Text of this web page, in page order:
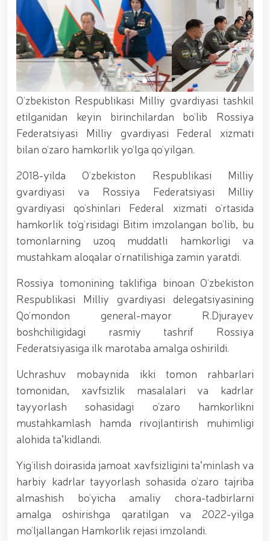
xizmat itlari ko‘rgazmasi tashkil etildi. // “Dog
biatloni” bellashuvining 6-respublika idoralararo
musobaqasi g'oliblari aniqlandi. // O‘zbekistonning
harbiy salohiyatini mustahkamlash: islohotlar va
ustuvor vazifalar.// Milliy gvardiya qo‘mondoni
Jamoat xavfsizligi universiteti bitiruvchi kursantlari
bilan uchrashdi.// 9-may — Xotira va qadrlash kuni
munosabati bilan Milliy gvardiya qoʻmondonligi
tomonidan poytaxtimizda istiqomat qiluvchi Ikkinchi
jahon urushi qatnashchilari va faxriylari holidan xabar
olindi. // “Uyg‘oq xotira” nomli teatrlashtirilgan
musiqiy konsert dasturi namoyish qilindi.// “Uch
avlod uchrashuvi” hamda “Bizning qahramonlar”
etildi.// “Men G‘olib Run” yugurish musobaqasida
gvardiyachilar faxrli o'rinlarni egallashdi.//
Hamkorlikdagi profilaktik tadbirlar davom
ettirilmoqda. Xavfsiz muhitni ta’minlashga
qaratilgan chora-tadbirlar Milliy gvardiya
qo‘mondoni general-polkovnik B. Tashmatov
rahbarligida Yunusobod tumanida amalga oshirildi //
Buyuk davlat arbobi Sohibqiron Amir Temur
O‘zbekiston Milliy kino san'ati saroyida Milliy
gvardiya tizimidagi yoshlar bilan uchrashuv bo‘lib
o‘tdi. // Bayram kunlarida xavfsizlik toʻliq taʼminlandi
// Navroʻz shukuhi: otliq paradlar tashkil etildi //
“Navroʻzni ulugʻlash – insonni ulugʻlashdir!” shiori
ostida bayram sayli // Askarlar kasb-hunar
sertifikatlariga ega boʻldi // Qahramonlar xotirasi
yod etildi // Strandja turnirida Milliy gvardiya harbiy
xizmatchisi Navbahor Hamidova oltin medalni qoʻlga
kiritdi. // Iroda Ismoilova «Sodiq xizmatlari uchun»
medali bilan taqdirlandi. // O‘zbekiston Qurolli
Kuchlarida kibersport, dron va robot texnologiyalari
yo‘nalishlari rivojlantiriladi // Andijon viloyatida
Respublika ishchi guruhining yoshlar bilan uchrashuvi
sertifikatlar topshirildi. // Milliy gvardiya
qo‘mondoni, general-polkovnik B.Tashmatov
poytaxtimizdagi manzilli ishlari davomida yoshlar
bilan uchrashib, ular bilan ochiq muloqot o‘tkazdi. //
Farg‘ona viloyatida jinoyat sodir etishga moyil
shaxslar yashash manzillarida tezkor tadbirlar
O‘zbekiston Respublikasi Milliy gvardiyasi tashkil
etilganidan keyin birinchilardan bo‘lib Rossiya
Federatsiyasi Milliy gvardiyasi Federal xizmati
bilan o‘zaro hamkorlik yo‘lga qo‘yilgan.
2018-yilda O‘zbekiston Respublikasi Milliy
gvardiyasi va Rossiya Federatsiyasi Milliy
gvardiyasi qo‘shinlari Federal xizmati o‘rtasida
hamkorlik to‘g‘risidagi Bitim imzolangan bo‘lib, bu
tomonlarning uzoq muddatli hamkorligi va
mustahkam aloqalar o‘rnatilishiga zamin yaratdi.
Rossiya tomonining taklifiga binoan O‘zbekiston
Respublikasi Milliy gvardiyasi delegatsiyasining
Qo‘mondon general-mayor R.Djurayev
boshchiligidagi rasmiy tashrif Rossiya
Federatsiyasiga ilk marotaba amalga oshirildi.
Uchrashuv mobaynida ikki tomon rahbarlari
tomonidan, xavfsizlik masalalari va kadrlar
tayyorlash sohasidagi o‘zaro hamkorlikni
mustahkamlash hamda rivojlantirish muhimligi
alohida taʼkidlandi.
Yig‘ilish doirasida jamoat xavfsizligini taʼminlash va
harbiy kadrlar tayyorlash sohasida o‘zaro tajriba
almashish bo‘yicha amaliy chora-tadbirlarni
amalga oshirishga qaratilgan va 2022-yilga
mo‘ljallangan Hamkorlik rejasi imzolandi.